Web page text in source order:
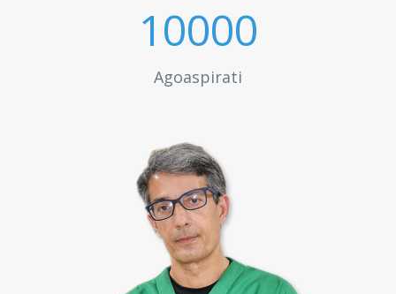
10000
Agoaspirati